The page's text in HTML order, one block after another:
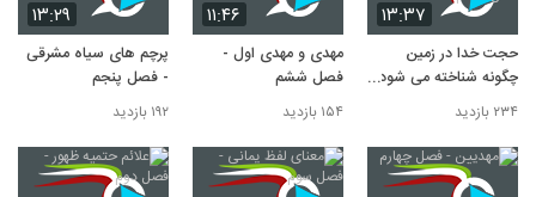
۱۳:۳۷
حجت خدا در زمین
چگونه شناخته می شود؟
- فصل هفتم
۲۳۴ بازدید
۱۱:۴۶
مهدی و مهدی اول -
فصل ششم
۱۵۴ بازدید
۱۳:۲۹
پرچم های سیاه مشرقی
- فصل پنجم
۱۹۲ بازدید